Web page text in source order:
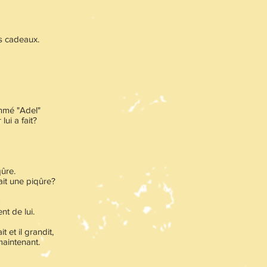
cadeaux.
"Adel"
lui a fait?
une piqûre?
de lui.
et il grandit,